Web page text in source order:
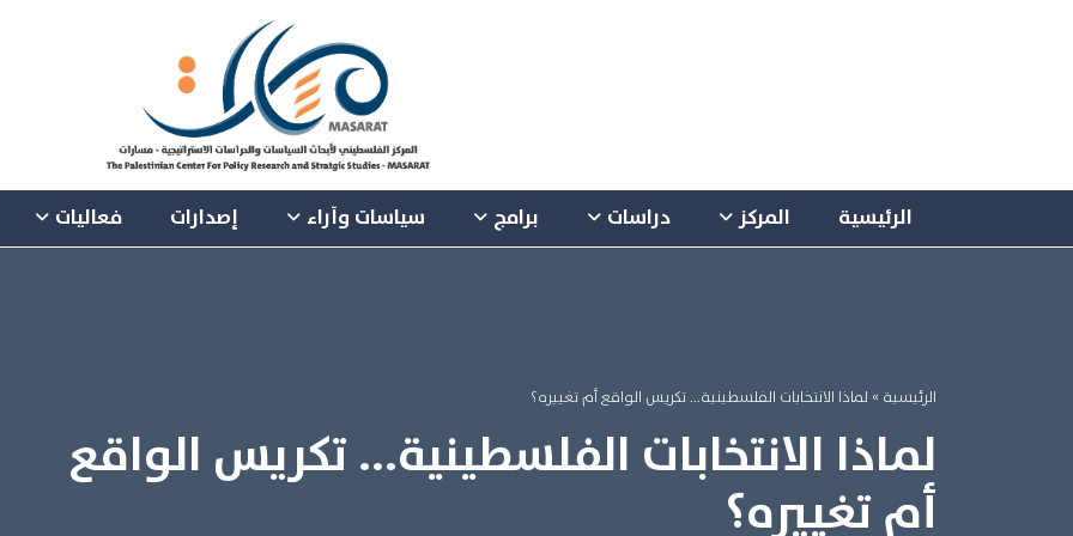
الرئيسية المركز دراسات برامج سياسات وآراء إصدارات فعاليات
الرئيسية » لماذا الانتخابات الفلسطينية... تكريس الواقع أم تغييره؟
لماذا الانتخابات الفلسطينية... تكريس الواقع
أم تغييره؟